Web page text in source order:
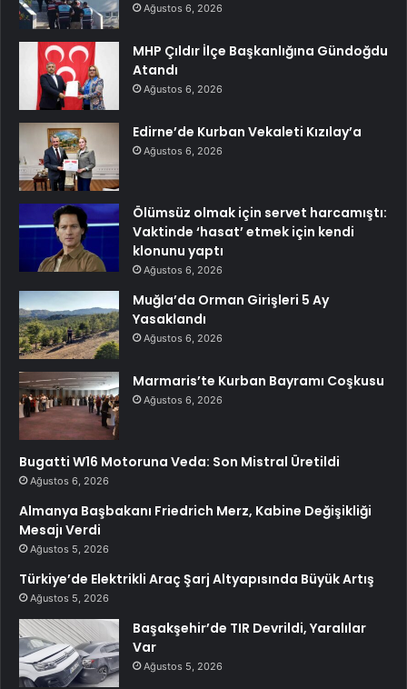
Ağustos 6, 2026
MHP Çıldır İlçe Başkanlığına Gündoğdu
Atandı
Ağustos 6, 2026
Edirne’de Kurban Vekaleti Kızılay’a
Ağustos 6, 2026
Ölümsüz olmak için servet harcamıştı:
Vaktinde ‘hasat’ etmek için kendi
klonunu yaptı
Ağustos 6, 2026
Muğla’da Orman Girişleri 5 Ay
Yasaklandı
Ağustos 6, 2026
Marmaris’te Kurban Bayramı Coşkusu
Ağustos 6, 2026
Bugatti W16 Motoruna Veda: Son Mistral Üretildi
Ağustos 6, 2026
Almanya Başbakanı Friedrich Merz, Kabine Değişikliği
Mesajı Verdi
Ağustos 5, 2026
Türkiye’de Elektrikli Araç Şarj Altyapısında Büyük Artış
Ağustos 5, 2026
Başakşehir’de TIR Devrildi, Yaralılar
Var
Ağustos 5, 2026